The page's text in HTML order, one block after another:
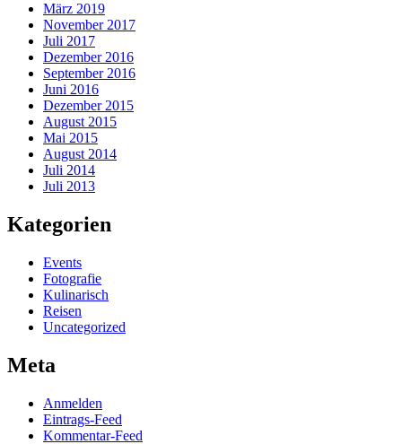
März 2019
November 2017
Juli 2017
Dezember 2016
September 2016
Juni 2016
Dezember 2015
August 2015
Mai 2015
August 2014
Juli 2014
Juli 2013
Kategorien
Events
Fotografie
Kulinarisch
Reisen
Uncategorized
Meta
Anmelden
Eintrags-Feed
Kommentar-Feed